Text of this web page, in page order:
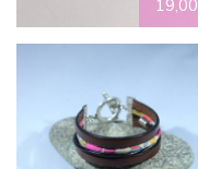
19,00